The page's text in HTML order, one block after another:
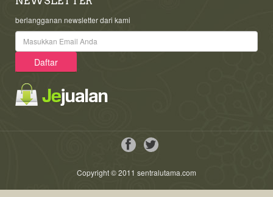
berlangganan newsletter dari kami
Copyright © 2011 sentralutama.com